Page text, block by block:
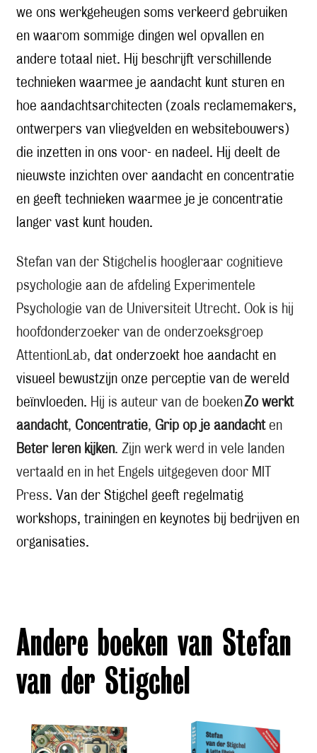
we ons werkgeheugen soms verkeerd gebruiken
en waarom sommige dingen wel opvallen en
andere totaal niet. Hij beschrijft verschillende
technieken waarmee je aandacht kunt sturen en
hoe aandachtsarchitecten (zoals reclamemakers,
ontwerpers van vliegvelden en websitebouwers)
die inzetten in ons voor- en nadeel. Hij deelt de
nieuwste inzichten over aandacht en concentratie
en geeft technieken waarmee je je concentratie
langer vast kunt houden.
Stefan van der Stigchel is hoogleraar cognitieve
psychologie aan de afdeling Experimentele
Psychologie van de Universiteit Utrecht. Ook is hij
hoofdonderzoeker van de onderzoeksgroep
AttentionLab, dat onderzoekt hoe aandacht en
visueel bewustzijn onze perceptie van de wereld
beïnvloeden. Hij is auteur van de boekenZo werkt
aandacht, Concentratie, Grip op je aandacht en
Beter leren kijken. Zijn werk werd in vele landen
vertaald en in het Engels uitgegeven door MIT
Press. Van der Stigchel geeft regelmatig
workshops, trainingen en keynotes bij bedrijven en
organisaties.
Andere boeken van Stefan
van der Stigchel